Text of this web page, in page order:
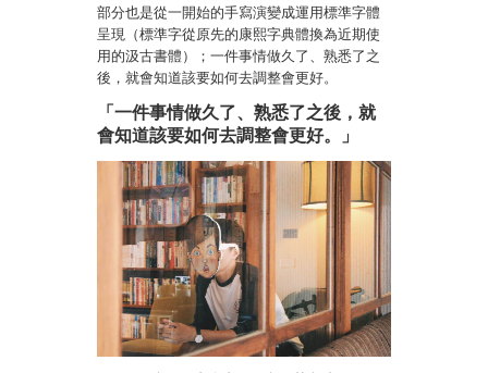
部分也是從一開始的手寫演變成運用標準字體
呈現（標準字從原先的康熙字典體換為近期使
用的汲古書體）；一件事情做久了、熟悉了之
後，就會知道該要如何去調整會更好。
「一件事情做久了、熟悉了之後，就
會知道該要如何去調整會更好。」